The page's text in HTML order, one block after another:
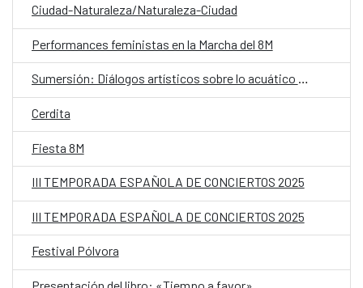
Ciudad-Naturaleza/Naturaleza-Ciudad
Performances feministas en la Marcha del 8M
Sumersión: Diálogos artísticos sobre lo acuático y lo humano
Cerdita
Fiesta 8M
III TEMPORADA ESPAÑOLA DE CONCIERTOS 2025
III TEMPORADA ESPAÑOLA DE CONCIERTOS 2025
Festival Pólvora